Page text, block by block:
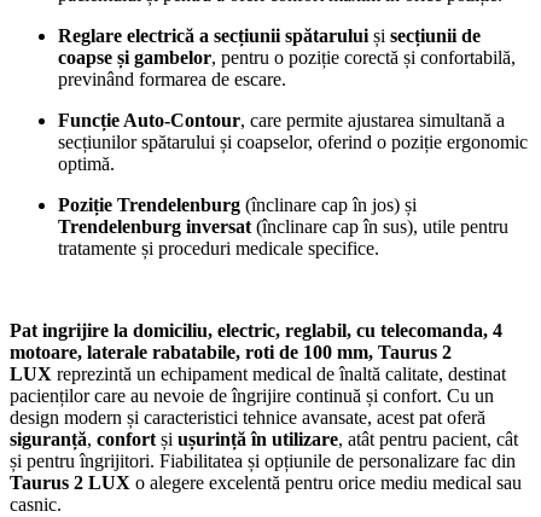
Reglare electrică a secțiunii spătarului și secțiunii de
coapse și gambelor, pentru o poziție corectă și confortabilă,
previnând formarea de escare.
Funcție Auto-Contour, care permite ajustarea simultană a
secțiunilor spătarului și coapselor, oferind o poziție ergonomic
optimă.
Poziție Trendelenburg (înclinare cap în jos) și
Trendelenburg inversat (înclinare cap în sus), utile pentru
tratamente și proceduri medicale specifice.
Pat ingrijire la domiciliu, electric, reglabil, cu telecomanda, 4
motoare, laterale rabatabile, roti de 100 mm, Taurus 2
LUX reprezintă un echipament medical de înaltă calitate, destinat
pacienților care au nevoie de îngrijire continuă și confort. Cu un
design modern și caracteristici tehnice avansate, acest pat oferă
siguranță, confort și ușurință în utilizare, atât pentru pacient, cât
și pentru îngrijitori. Fiabilitatea și opțiunile de personalizare fac din
Taurus 2 LUX o alegere excelentă pentru orice mediu medical sau
casnic.